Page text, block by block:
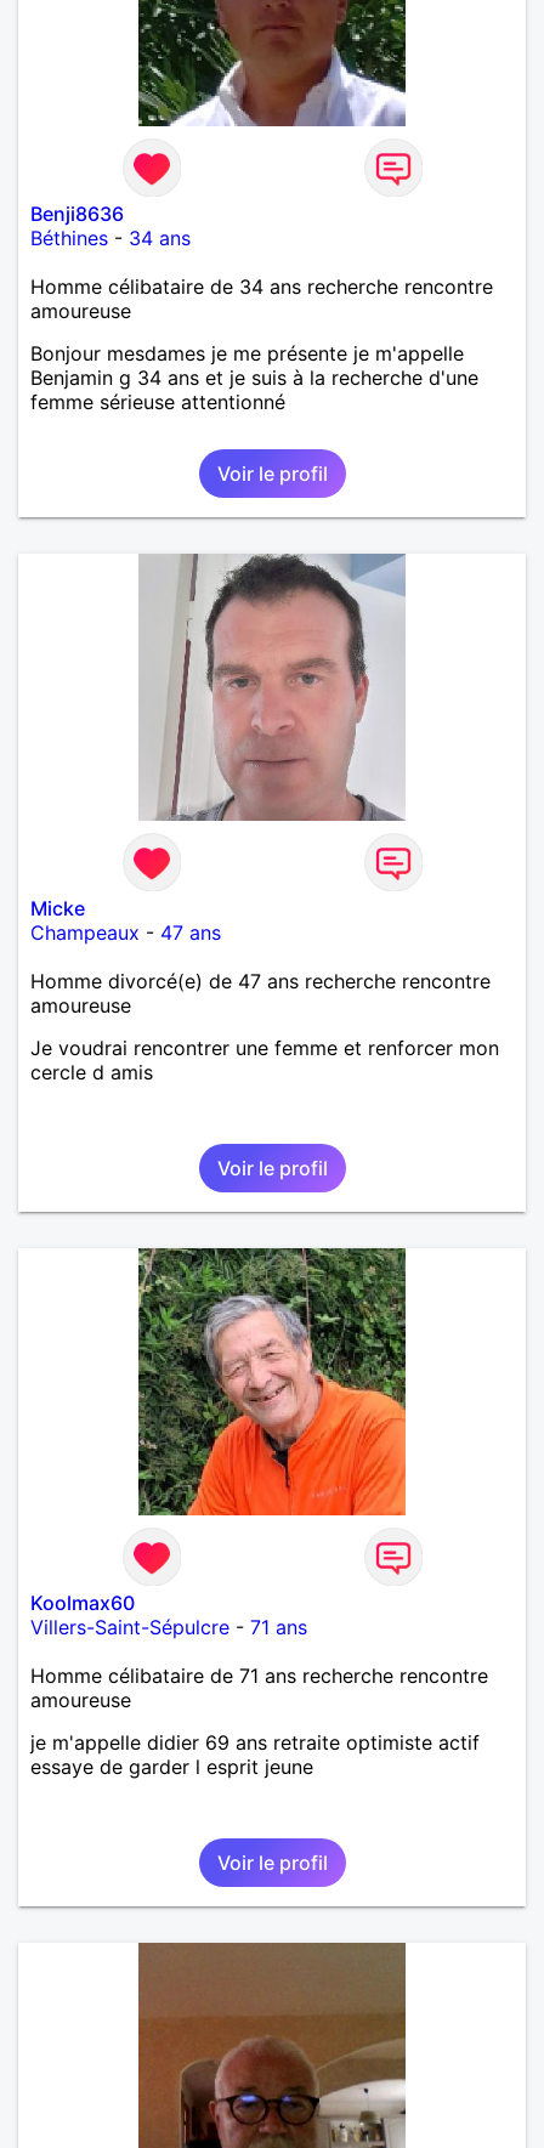
Benji8636
Béthines - 34 ans
Homme célibataire de 34 ans recherche rencontre
amoureuse
Bonjour mesdames je me présente je m'appelle
Benjamin g 34 ans et je suis à la recherche d'une
femme sérieuse attentionné
Voir le profil
Micke
Champeaux - 47 ans
Homme divorcé(e) de 47 ans recherche rencontre
amoureuse
Je voudrai rencontrer une femme et renforcer mon
cercle d amis
Voir le profil
Koolmax60
Villers-Saint-Sépulcre - 71 ans
Homme célibataire de 71 ans recherche rencontre
amoureuse
je m'appelle didier 69 ans retraite optimiste actif
essaye de garder l esprit jeune
Voir le profil